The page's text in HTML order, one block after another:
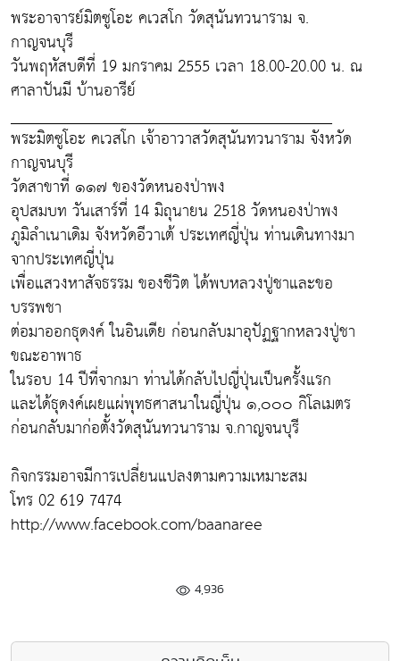
พระอาจารย์มิตซูโอะ คเวสโก วัดสุนันทวนาราม จ.
กาญจนบุรี
วันพฤหัสบดีที่ 19 มกราคม 2555 เวลา 18.00-20.00 น. ณ
ศาลาปันมี บ้านอารีย์
พระมิตซูโอะ คเวสโก เจ้าอาวาสวัดสุนันทวนาราม จังหวัด
กาญจนบุรี
วัดสาขาที่ ๑๑๗ ของวัดหนองป่าพง
อุปสมบท วันเสาร์ที่ 14 มิถุนายน 2518 วัดหนองป่าพง
ภูมิลำเนาเดิม จังหวัดอีวาเต้ ประเทศญี่ปุ่น ท่านเดินทางมา
จากประเทศญี่ปุ่น
เพื่อแสวงหาสัจธรรม ของชีวิต ได้พบหลวงปู่ชาและขอ
บรรพชา
ต่อมาออกธุดงค์ ในอินเดีย ก่อนกลับมาอุปัฏฐากหลวงปู่ชา
ขณะอาพาธ
ในรอบ 14 ปีที่จากมา ท่านได้กลับไปญี่ปุ่นเป็นครั้งแรก
และได้ธุดงค์เผยแผ่พุทธศาสนาในญี่ปุ่น ๑,๐๐๐ กิโลเมตร
ก่อนกลับมาก่อตั้งวัดสุนันทวนาราม จ.กาญจนบุรี
กิจกรรมอาจมีการเปลี่ยนแปลงตามความเหมาะสม
โทร 02 619 7474
http://www.facebook.com/baanaree
4,936